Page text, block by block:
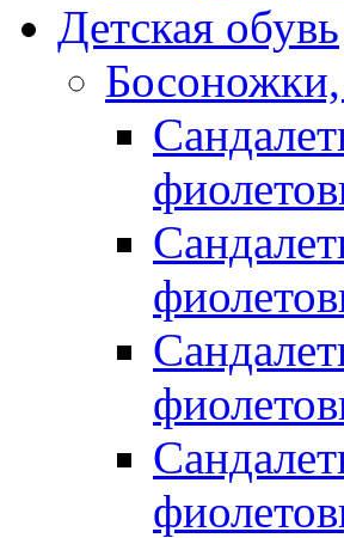
Детская обувь